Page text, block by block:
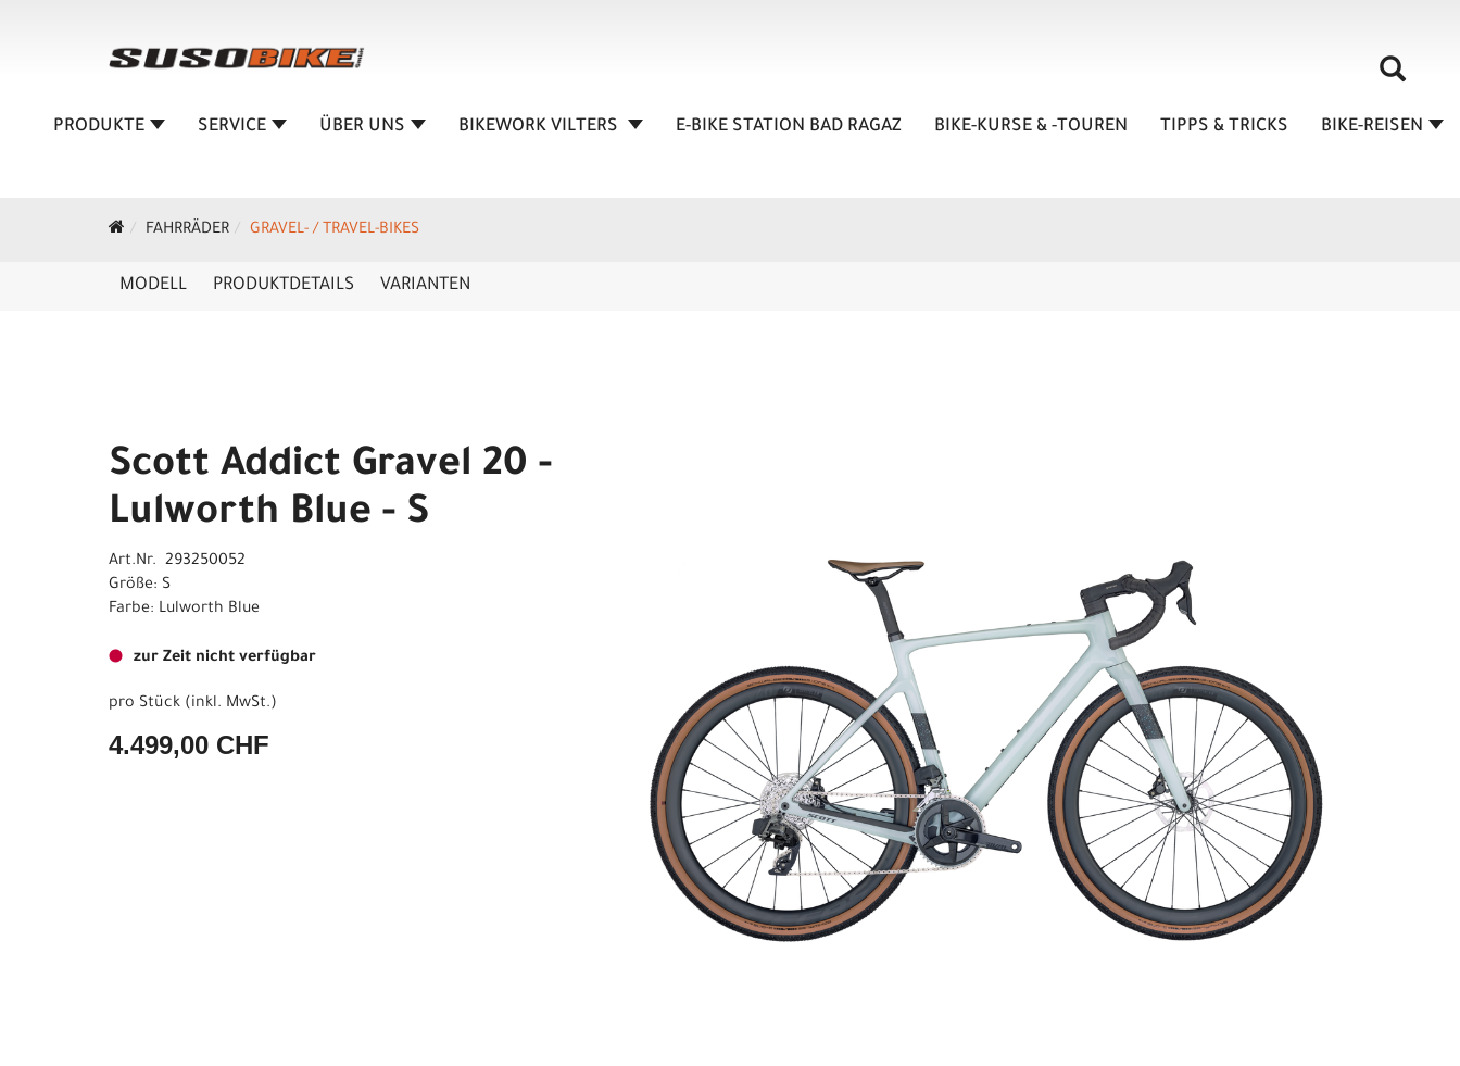
PRODUKTE SERVICE ÜBER UNS BIKEWORK VILTERS E-BIKE STATION BAD RAGAZ BIKE-KURSE & -TOUREN TIPPS & TRICKS BIKE-REISEN
FAHRRÄDER GRAVEL- / TRAVEL-BIKES
MODELL PRODUKTDETAILS VARIANTEN
Scott Addict Gravel 20 -
Lulworth Blue - S
Art.Nr. 293250052
Größe: S
Farbe: Lulworth Blue
zur Zeit nicht verfügbar
pro Stück (inkl. MwSt.)
4.499,00 CHF